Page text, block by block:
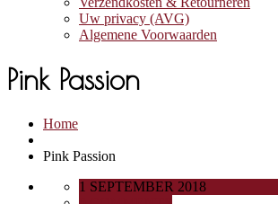
Uw privacy (AVG)
Algemene Voorwaarden
Pink Passion
Home
Pink Passion
1 SEPTEMBER 2018